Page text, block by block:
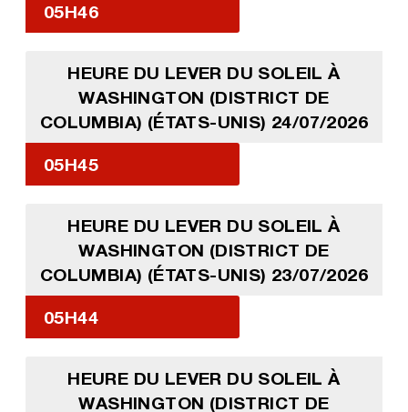
05H46
HEURE DU LEVER DU SOLEIL À
WASHINGTON (DISTRICT DE
COLUMBIA) (ÉTATS-UNIS) 24/07/2026
05H45
HEURE DU LEVER DU SOLEIL À
WASHINGTON (DISTRICT DE
COLUMBIA) (ÉTATS-UNIS) 23/07/2026
05H44
HEURE DU LEVER DU SOLEIL À
WASHINGTON (DISTRICT DE